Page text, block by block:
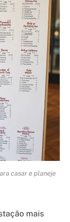
casar e planeje
mais